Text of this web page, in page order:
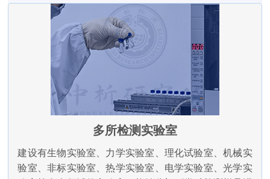
多所检测实验室
建设有生物实验室、力学实验室、理化试验室、机械实
验室、非标实验室、热学实验室、电学实验室、光学实